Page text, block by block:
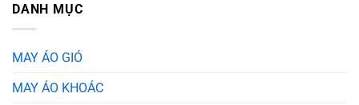
DANH MỤC
MAY ÁO GIÓ
MAY ÁO KHOÁC